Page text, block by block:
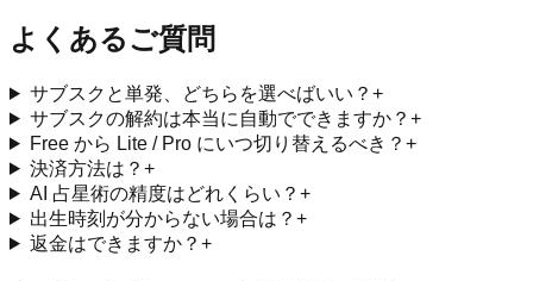
よくあるご質問
サブスクと単発、どちらを選べばいい？ +
サブスクの解約は本当に自動でできますか？ +
Free から Lite / Pro にいつ切り替えるべき？ +
決済方法は？ +
AI 占星術の精度はどれくらい？ +
出生時刻が分からない場合は？ +
返金はできますか？ +